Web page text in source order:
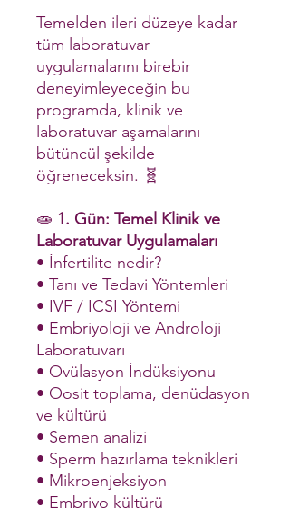
Temelden ileri düzeye kadar
tüm laboratuvar
uygulamalarını birebir
deneyimleyeceğin bu
programda, klinik ve
laboratuvar aşamalarını
bütüncül şekilde
öğreneceksin. 🧬
🧫 1. Gün: Temel Klinik ve
Laboratuvar Uygulamaları
• İnfertilite nedir?
• Tanı ve Tedavi Yöntemleri
• IVF / ICSI Yöntemi
• Embriyoloji ve Androloji
Laboratuvarı
• Ovülasyon İndüksiyonu
• Oosit toplama, denüdasyon
ve kültürü
• Semen analizi
• Sperm hazırlama teknikleri
• Mikroenjeksiyon
• Embriyo kültürü